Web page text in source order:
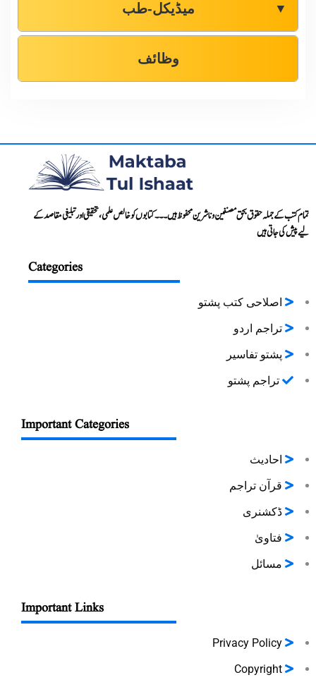
میڈیکل-طب ▼
وظائف
تمام کتب کے جملہ حقوق بحق مصنفین و ناشرین محفوظ ہیں۔۔۔ کتابوں کو خالص علمی، تحقیقی اور تبلیغی مقاصد کے
لیے پیش کی جاتی ہیں
Categories
اصلاحی کتب پشتو
تراجم اردو
پشتو تفاسیر
تراجم پشتو
Important Categories
احادیث
قرآن تراجم
ڈکشنری
فتاویٰ
مسائل
Important Links
Privacy Policy
Copyright